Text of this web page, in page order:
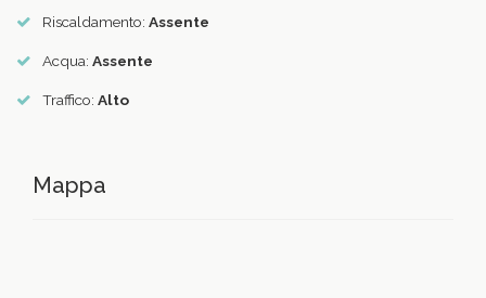
Riscaldamento: Assente
Acqua: Assente
Traffico: Alto
Mappa